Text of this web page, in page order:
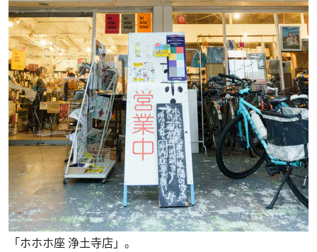
「ホホホ座 浄土寺店」。